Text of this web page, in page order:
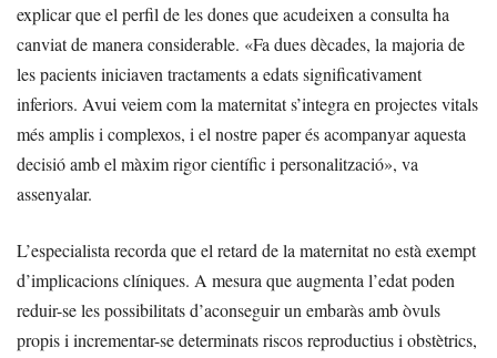
explicar que el perfil de les dones que acudeixen a consulta ha
canviat de manera considerable. «Fa dues dècades, la majoria de
les pacients iniciaven tractaments a edats significativament
inferiors. Avui veiem com la maternitat s’integra en projectes vitals
més amplis i complexos, i el nostre paper és acompanyar aquesta
decisió amb el màxim rigor científic i personalització», va
assenyalar.
L’especialista recorda que el retard de la maternitat no està exempt
d’implicacions clíniques. A mesura que augmenta l’edat poden
reduir-se les possibilitats d’aconseguir un embaràs amb òvuls
propis i incrementar-se determinats riscos reproductius i obstètrics,